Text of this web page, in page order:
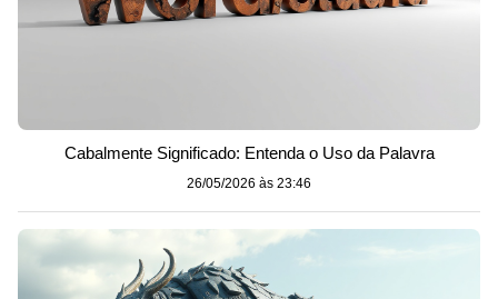
Cabalmente Significado: Entenda o Uso da Palavra
26/05/2026 às 23:46